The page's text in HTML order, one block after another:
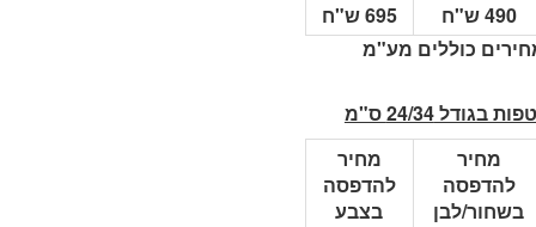
490 ש"ח
695 ש"ח
כוללים מע"מ
בגודל 24/34 ס"מ
מחיר
להדפסה
בשחור/לבן
מחיר
להדפסה
בצבע